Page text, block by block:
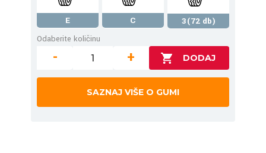
E C
3(72 db)
Odaberite količinu
- +
SAZNAJ VIŠE O GUMI